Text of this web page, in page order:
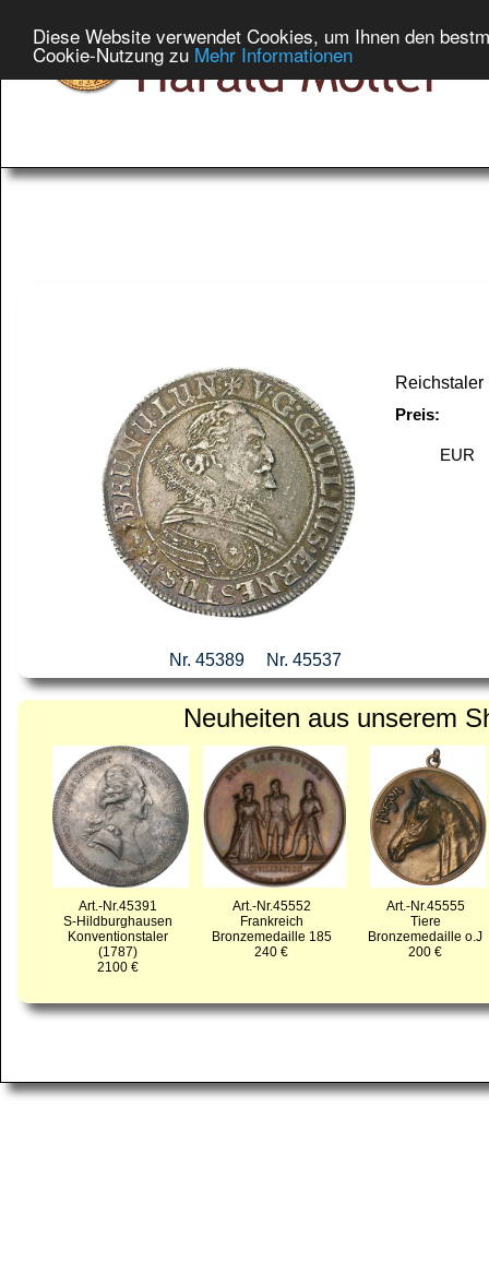
Diese Website verwendet Cookies, um Ihnen den
Cookie-Nutzung zu Mehr Informationen
Reichstaler
Preis:
EUR
Nr. 45389 Nr. 45537
Neuheiten aus unserem
Art.-Nr.45391
S-Hildburghausen
Konventionstaler
(1787)
2100 €
Art.-Nr.45552
Frankreich
Bronzemedaille 185
240 €
Art.-Nr.45555
Tiere
Bronzemedaille o.J
200 €